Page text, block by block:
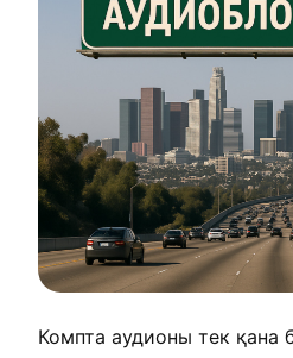
Компта аудионы тек қана